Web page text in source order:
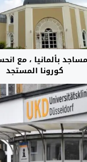
بألمانيا ، مع
كورونا المستجد